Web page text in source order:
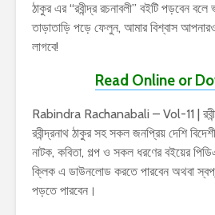
ঠাকুর এর “রবীন্দ্র রচনাবলী” বইটি পড়বেন বলে
তাড়াতাড়ি পড়ে ফেলুন, আমার বিশ্বাস
লাগবে!
Read Online or
Rabindra Rachanabali – Vol-11 |
রবীন্দ্রনাথ ঠাকুর সহ সকল জনপ্রিয় দেশি
নাটক, কবিতা, গল্প ও সকল ধরণের বইয়ের
ক্লিক এ ডাউনলোড করতে পারবেন অথবা
পড়তে পারবেন।